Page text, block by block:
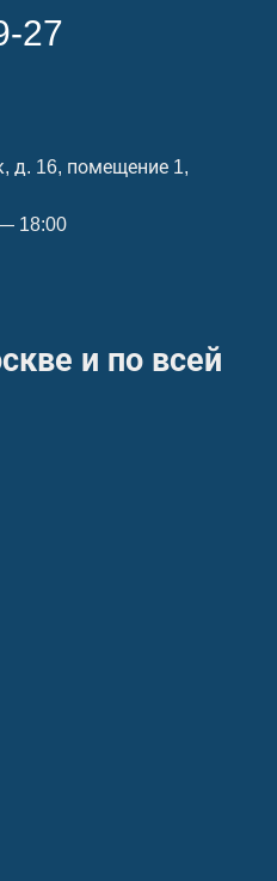
27
д. 16, помещение 1,
18:00
и по всей